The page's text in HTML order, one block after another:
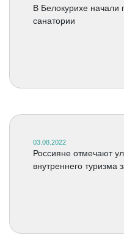
В Белокурихе начали
санатории
03.08.2022
Россияне отмечают
внутреннего туризма